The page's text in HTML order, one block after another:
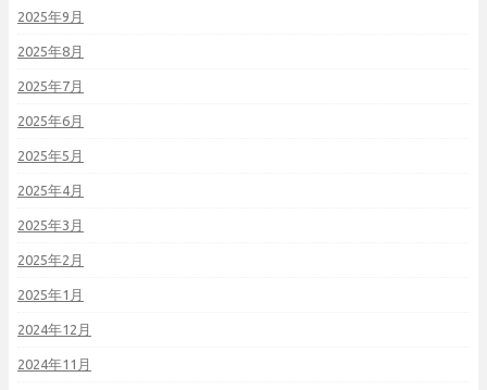
2025年9月
2025年8月
2025年7月
2025年6月
2025年5月
2025年4月
2025年3月
2025年2月
2025年1月
2024年12月
2024年11月